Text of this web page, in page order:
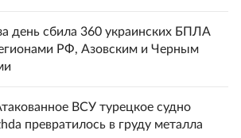
день сбила 360 украинских БПЛА
РФ, Азовским и Черным
ВСУ турецкое судно
превратилось в груду металла